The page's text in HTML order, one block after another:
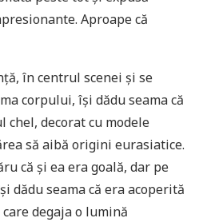
Aproape că
în centrul scenei și se
corpului, își dădu seama că
chel, decorat cu modele
să aibă origini eurasiatice.
că și ea era goală, dar pe
dădu seama că era acoperită
degaja o lumină